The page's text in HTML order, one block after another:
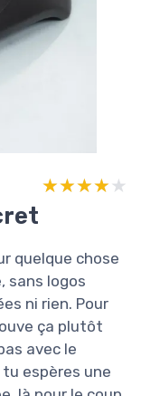
★★★★★
★★★★★
quelque chose
sans logos
ni rien. Pour
ça plutôt
avec le
espères une